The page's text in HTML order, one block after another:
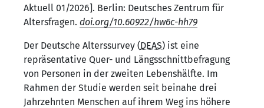
Aktuell 01/2026]. Berlin: Deutsches Zentrum für
Altersfragen. doi.org/10.60922/hw6c-hh79
Der Deutsche Alterssurvey (DEAS) ist eine
repräsentative Quer- und Längsschnittbefragung
von Personen in der zweiten Lebenshälfte. Im
Rahmen der Studie werden seit beinahe drei
Jahrzehnten Menschen auf ihrem Weg ins höhere